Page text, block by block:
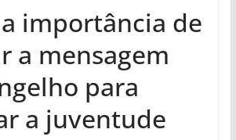
importância de
a mensagem
para
a juventude